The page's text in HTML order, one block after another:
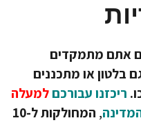
אתם מתמקדים
או מתכננים
עבורכםלמעלה
,
המחולקות ל-10